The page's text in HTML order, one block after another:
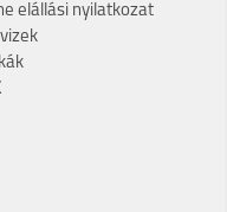
elállási nyilatkozat